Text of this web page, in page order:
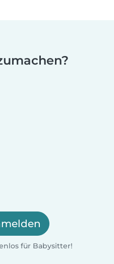
für Babysitter!